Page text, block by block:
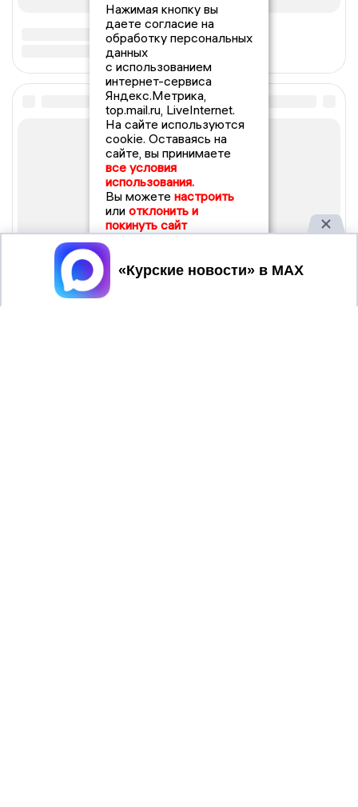
Нажимая кнопку вы
даете согласие на
обработку персональных
данных
с использованием
интернет-сервиса
Яндекс.Метрика,
top.mail.ru, LiveInternet.
На сайте используются
cookie. Оставаясь на
сайте, вы принимаете
все условия
использования.
Вы можете настроить
или отклонить и
покинуть сайт
Принять